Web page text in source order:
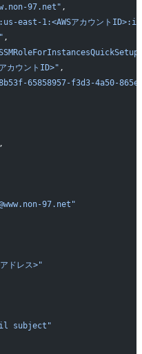
97.net" ,
east-1:<AWSアカウント
,
アカウントID>" ,
65858957-f3d3-4a50-
97.net"
ドレス>"
subject"